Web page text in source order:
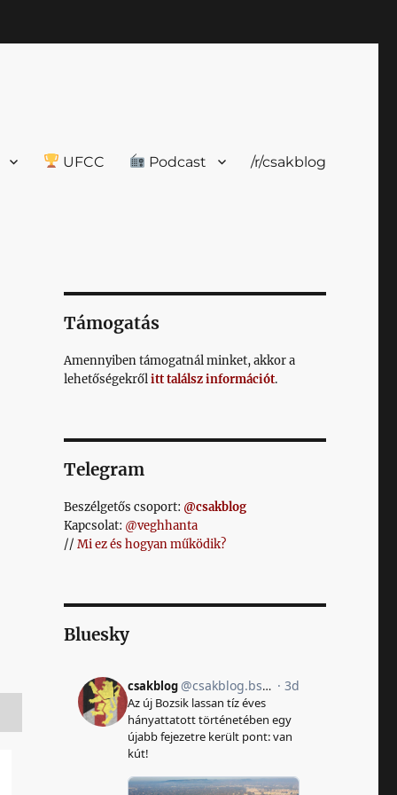
UFCC Podcast /r/csakblog
Támogatás
Amennyiben támogatnál minket, akkor a
lehetőségekrőlitt találsz információt.
Telegram
Beszélgetős csoport: @csakblog
Kapcsolat: @veghhanta
// Mi ez és hogyan működik?
Bluesky